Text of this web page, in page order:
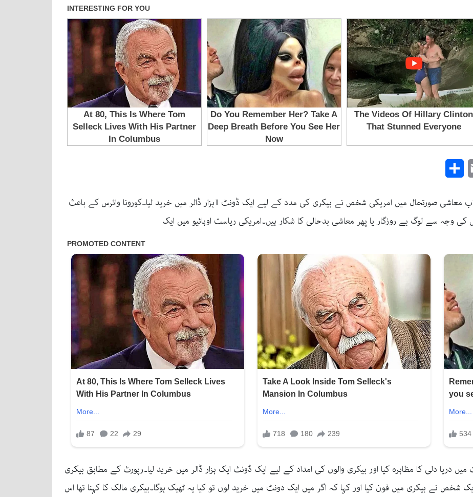
Email
واشنگٹن(پی این آئی)کوروناوائرس کے باعث خراب معاشی صورتحال میں امریکی شخص نے بیکری کی مدد کے لیے ایک ڈونٹ 1ہزار ڈالر میں خرید لیا۔کورونا وائرس کے باعث
وجہ سے لوگ بے روزگار یا پھر معاشی بدحالی کا شکار ہیں۔امریکی ریاست اوہائیو میں ایک
دلی کا مظاہرہ کیا اور بیکری والوں کی امداد کے لیے ایک ڈونٹ ایک ہزار ڈالر میں خرید لیا۔رپورٹ کے مطابق بیکری
شخص نے بیکری میں فون کیا اور کہا کہ اگر میں ایک دونٹ میں خرید لوں تو کیا یہ ٹھیک ہوگا۔بیکری مالک کا کہنا تھا اس